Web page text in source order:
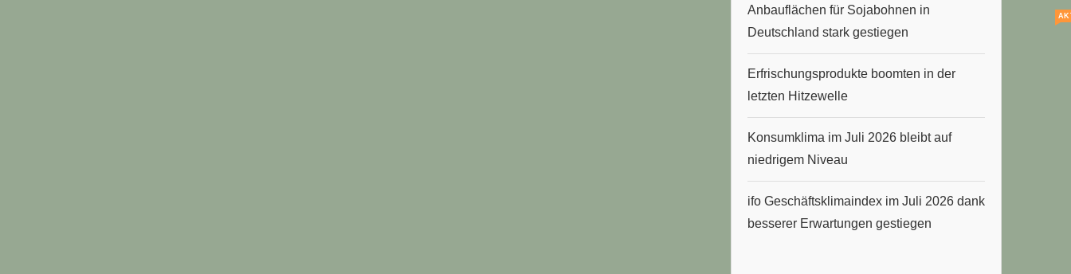
Anbauflächen für Sojabohnen in
Deutschland stark gestiegen
Erfrischungsprodukte boomten in der
letzten Hitzewelle
Konsumklima im Juli 2026 bleibt auf
niedrigem Niveau
ifo Geschäftsklimaindex im Juli 2026 dank
besserer Erwartungen gestiegen